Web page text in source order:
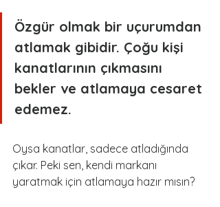
Özgür olmak bir uçurumdan
atlamak gibidir. Çoğu kişi
kanatlarının çıkmasını
bekler ve atlamaya cesaret
edemez.
Oysa kanatlar, sadece atladığında
çıkar. Peki sen, kendi markanı
yaratmak için atlamaya hazır mısın?